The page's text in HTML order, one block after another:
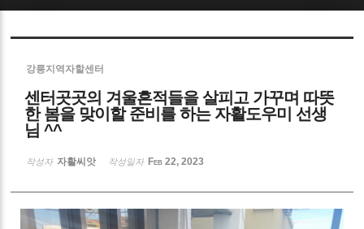
강릉지역자할센터
센터곳곳의 겨울흔적들을 살피고 가꾸며 따뜻
한 봄을 맞이할 준비를 하는 자활도우미 선생
님 ^^
작성자 자활씨앗 작성일자 Feb 22, 2023
Sketchbook5, 스케치북5
Sketchbook5, 스케치북5